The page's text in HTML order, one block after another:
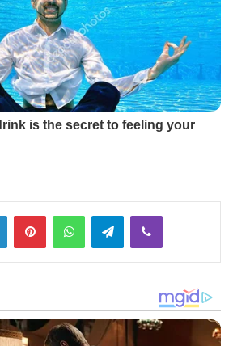
LinkedInPinterestWhatsAppTelegramViber